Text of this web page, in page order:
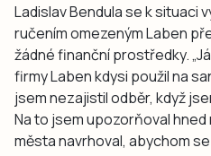
Ladislav Bendula se k situaci
ručením omezeným Laben
žádné finanční prostředky.
firmy Laben kdysi použil na
jsem nezajistil odběr, když
Na to jsem upozorňoval
města navrhoval, abychom